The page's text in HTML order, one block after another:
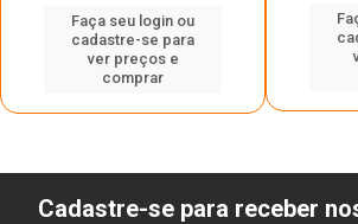
Faça seu login ou
cadastre-se para
ver preços e
comprar
Cadastre-se para receber